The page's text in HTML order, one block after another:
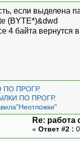
если выделена
(BYTE*)&dwd
4 байта вернутся
ПО ПРОГР.
ПО ПРОГР.
Re: работа
« Ответ #2 :